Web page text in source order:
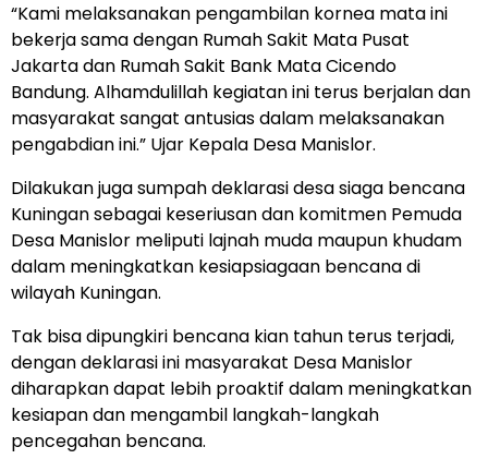
“Kami melaksanakan pengambilan kornea mata ini
bekerja sama dengan Rumah Sakit Mata Pusat
Jakarta dan Rumah Sakit Bank Mata Cicendo
Bandung. Alhamdulillah kegiatan ini terus berjalan dan
masyarakat sangat antusias dalam melaksanakan
pengabdian ini.” Ujar Kepala Desa Manislor.
Dilakukan juga sumpah deklarasi desa siaga bencana
Kuningan sebagai keseriusan dan komitmen Pemuda
Desa Manislor meliputi lajnah muda maupun khudam
dalam meningkatkan kesiapsiagaan bencana di
wilayah Kuningan.
Tak bisa dipungkiri bencana kian tahun terus terjadi,
dengan deklarasi ini masyarakat Desa Manislor
diharapkan dapat lebih proaktif dalam meningkatkan
kesiapan dan mengambil langkah-langkah
pencegahan bencana.